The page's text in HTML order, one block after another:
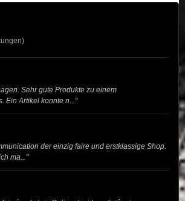
Sehr gute Produkte zu einem
Ein Artikel konnte n..."
der einzig faire und erstklassige Shop.
ma..."